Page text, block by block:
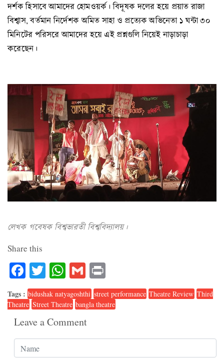
দর্শক হিসাবে আমাদের হোমওয়র্ক। বিদূষক দলের হয়ে প্রয়াত রাজা
বিশ্বাস, বর্তমান নির্দেশক অমিত সাহা ও প্রত্যেক অভিনেতা ১ ঘন্টা ৩০
মিনিটের পরিসরে আমাদের হয়ে এই প্রশ্নগুলি নিয়েই নাড়াচাড়া
করেছেন।
লেখক গবেষক বিশ্বভারতী বিশ্ববিদ্যালয়।
Share this
Facebook
TwitterWhatsApp
Gmail
Tags : bidushak natyagoshthi street performance Theatre Review Third
Theatre Street Theatre bangla theatre
Leave a Comment